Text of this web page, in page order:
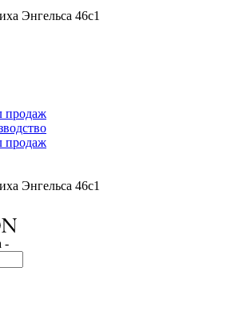
Энгельса 46с1
продаж
продаж
Энгельса 46с1
-